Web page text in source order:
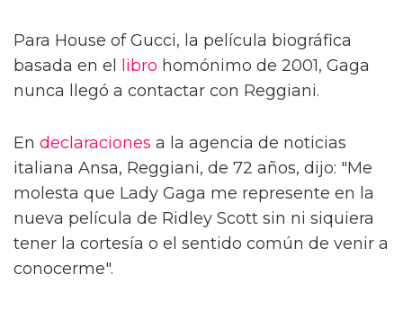
Para House of Gucci, la película biográfica
basada en el
libro homónimo de 2001, Gaga
nunca llegó a contactar con Reggiani.
En declaraciones a la agencia de noticias
italiana Ansa, Reggiani, de 72 años, dijo: "Me
molesta que Lady Gaga me represente en la
nueva película de Ridley Scott sin ni siquiera
tener la cortesía o el sentido común de venir a
conocerme".